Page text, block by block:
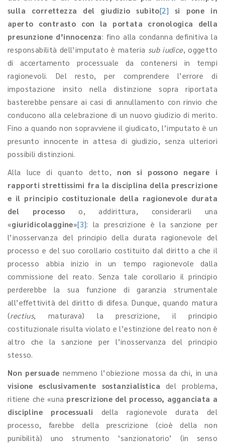
sulla correttezza del giudizio subito[2] si pone in
aperto contrasto con la portata cronologica della
presunzione d’innocenza: fino alla condanna definitiva la
responsabilità dell’imputato è materia sub iudice, oggetto
di accertamento processuale da contenersi in tempi
ragionevoli. Del resto, per comprendere l’errore di
impostazione insito nella distinzione sopra riportata
basterebbe pensare ai casi di annullamento con rinvio che
conducono alla celebrazione di un nuovo giudizio di merito.
Fino a quando non sopravviene il giudicato, l’imputato è un
presunto innocente in attesa di giudizio, senza ulteriori
possibili distinzioni.
Alla luce di quanto detto, non si possono negare i
rapporti strettissimi fra la disciplina della prescrizione
e il principio costituzionale della ragionevole durata
del processo o, addirittura, considerarli una
«giuridicolaggine»[3]: la prescrizione è la sanzione per
l’inosservanza del principio della durata ragionevole del
processo e del suo corollario costituito dal diritto a che il
processo abbia inizio in un tempo ragionevole dalla
commissione del reato. Senza tale corollario il principio
perderebbe la sua funzione di garanzia strumentale
all’effettività del diritto di difesa. Dunque, quando matura
(rectius, maturava) la prescrizione, il principio
costituzionale risulta violato e l’estinzione del reato non è
altro che la sanzione per l’inosservanza del principio
stesso.
Non persuade nemmeno l’obiezione mossa da chi, in una
visione esclusivamente sostanzialistica del problema,
ritiene che «una prescrizione del processo, agganciata a
discipline processuali della ragionevole durata del
processo, farebbe della prescrizione (cioè della non
punibilità) uno strumento ‘sanzionatorio’ (in senso